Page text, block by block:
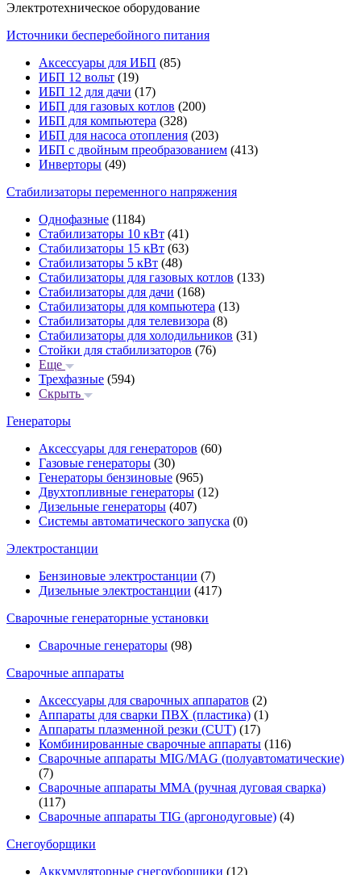
Электротехническое оборудование
Источники бесперебойного питания
Аксессуары для ИБП (85)
ИБП 12 вольт (19)
ИБП 12 для дачи (17)
ИБП для газовых котлов (200)
ИБП для компьютера (328)
ИБП для насоса отопления (203)
ИБП с двойным преобразованием (413)
Инверторы (49)
Стабилизаторы переменного напряжения
Однофазные (1184)
Стабилизаторы 10 кВт (41)
Стабилизаторы 15 кВт (63)
Стабилизаторы 5 кВт (48)
Стабилизаторы для газовых котлов (133)
Стабилизаторы для дачи (168)
Стабилизаторы для компьютера (13)
Стабилизаторы для телевизора (8)
Стабилизаторы для холодильников (31)
Стойки для стабилизаторов (76)
Еще
Трехфазные (594)
Скрыть
Генераторы
Аксессуары для генераторов (60)
Газовые генераторы (30)
Генераторы бензиновые (965)
Двухтопливные генераторы (12)
Дизельные генераторы (407)
Системы автоматического запуска (0)
Электростанции
Бензиновые электростанции (7)
Дизельные электростанции (417)
Сварочные генераторные установки
Сварочные генераторы (98)
Сварочные аппараты
Аксессуары для сварочных аппаратов (2)
Аппараты для сварки ПВХ (пластика) (1)
Аппараты плазменной резки (CUT) (17)
Комбинированные сварочные аппараты (116)
Сварочные аппараты MIG/MAG (полуавтоматические)
(7)
Сварочные аппараты MMA (ручная дуговая сварка)
(117)
Сварочные аппараты TIG (аргонодуговые) (4)
Снегоуборщики
Аккумуляторные снегоуборщики (12)